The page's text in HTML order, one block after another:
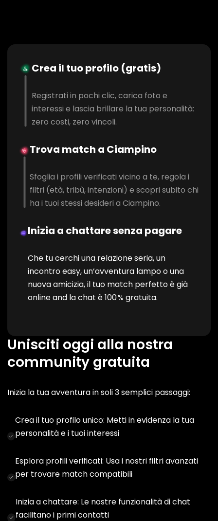
Crea il tuo profilo (gratis)
Registrati in pochi clic, carica foto e
interessi e lascia brillare la tua personalità:
zero costi, zero vincoli.
Trova match a Ciampino
Sfoglia i profili verificati vicino a te, regola i
filtri (età, tribù, intenzioni) e scopri subito chi
ha i tuoi stessi desideri a Ciampino.
Inizia a chattare senza pagare
Che tu cerchi una relazione seria, un
incontro easy, un’avventura lampo o una
nuova amicizia, il tuo match perfetto è già
online and la chat è 100 % gratuita.
Unisciti oggi alla nostra
community gratuita
Inizia la tua avventura in soli 3 semplici passaggi:
Crea il tuo profilo unico: Metti in evidenza la tua
personalità e i tuoi interessi
Esplora profili verificati: Usa i nostri filtri avanzati
per trovare match compatibili
Inizia a chattare: Le nostre funzionalità di chat
facilitano i primi contatti